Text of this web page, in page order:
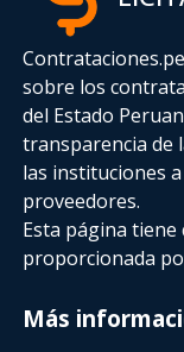
sobre los
del Estado
transparencia de
las instituciones
proveedores.
Esta página
proporcionada
Más